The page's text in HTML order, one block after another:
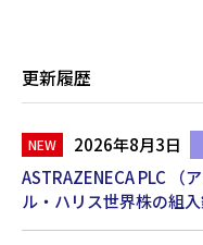
更新履歴
2026年8月3日
ASTRAZENECA PLC （
ル・ハリス世界株の組入